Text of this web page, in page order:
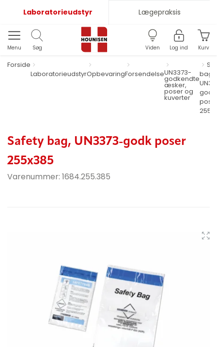
Laboratorieudstyr Lægepraksis
Menu Søg Viden Log ind Kurv
Forside
LaboratorieudstyrOpbevaringForsendelseUN3373-
godkendte
æsker,
poser og
kuverter
bag,
godk
Safety bag, UN3373-godk poser
255x385
Varenummer: 1684.255.385